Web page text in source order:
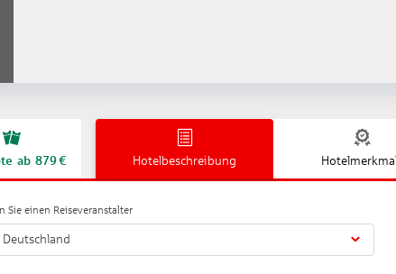
ab 879€ Hotelbeschreibung
Sie einen Reiseveranstalter
Deutschland